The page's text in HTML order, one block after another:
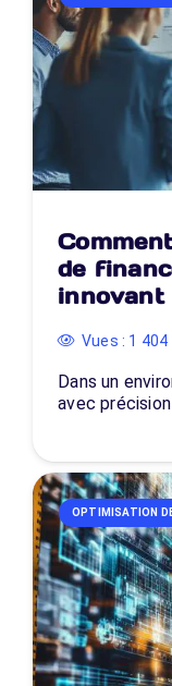
de
innovant
Vues : 1 404
Dans un
avec
OPTIMISATION